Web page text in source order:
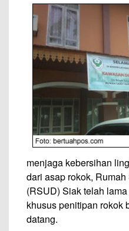
menjaga kebersihan
dari asap rokok,
(RSUD) Siak telah
khusus penitipan rokok
datang.